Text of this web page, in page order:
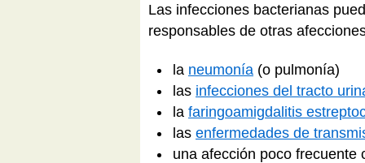
Las infecciones bacterianas
responsables de otras
la neumonía (o pulmonía)
las infecciones del tracto
la faringoamigdalitis
las enfermedades de
una afección poco frecuente